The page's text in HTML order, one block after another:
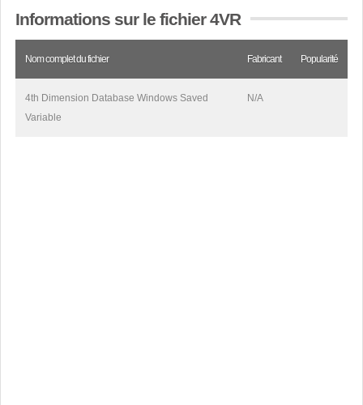
Informations sur le fichier 4VR
Nom complet du fichier Fabricant Popularité
4th Dimension Database Windows Saved
Variable
N/A